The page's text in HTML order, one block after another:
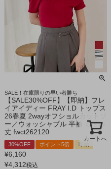
SALE！在庫限りの早い者勝ち
【SALE30%OFF】【即納】フレ
イアイディー FRAY I.D トップス
26春夏 2wayオフショルカットソ
ー／ウォッシャブル 半袖 ミドル
丈 fwct262120
30%OFF ポイント5倍 即納
¥6,160
¥4,312税込
カートへ